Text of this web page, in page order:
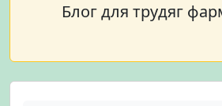
Блог для трудяг